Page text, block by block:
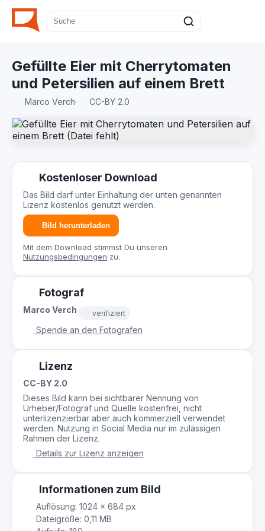
Gefüllte Eier mit Cherrytomaten
und Petersilien auf einem Brett
Marco Verch· CC-BY 2.0
Kostenloser Download
Das Bild darf unter Einhaltung der unten genannten
Lizenz kostenlos genutzt werden.
Bild herunterladen
Mit dem Download stimmst Du unseren
Nutzungsbedingungen zu.
Fotograf
Marco Verch verifiziert
Spende an den Fotografen
Lizenz
CC-BY 2.0
Dieses Bild kann bei sichtbarer Nennung von
Urheber/Fotograf und Quelle kostenfrei, nicht
unterlizenzierbar aber auch kommerziell verwendet
werden. Nutzung in Social Media nur im zulässigen
Rahmen der Lizenz.
Details zur Lizenz anzeigen
Informationen zum Bild
Auflösung: 1024 × 684 px
Dateigröße: 0,11 MB